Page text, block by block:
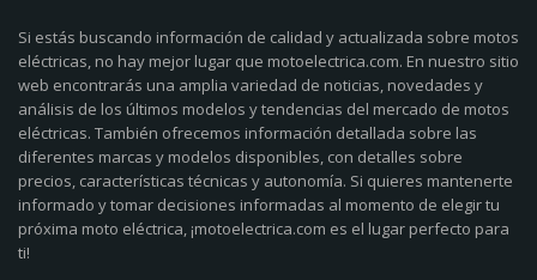
Si estás buscando información de calidad y actualizada sobre motos
eléctricas, no hay mejor lugar que motoelectrica.com. En nuestro sitio
web encontrarás una amplia variedad de noticias, novedades y
análisis de los últimos modelos y tendencias del mercado de motos
eléctricas. También ofrecemos información detallada sobre las
diferentes marcas y modelos disponibles, con detalles sobre
precios, características técnicas y autonomía. Si quieres mantenerte
informado y tomar decisiones informadas al momento de elegir tu
próxima moto eléctrica, ¡motoelectrica.com es el lugar perfecto para
ti!